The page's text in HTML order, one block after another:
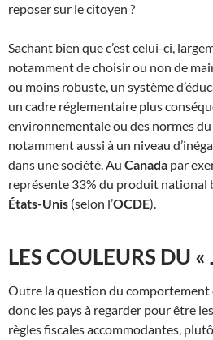
reposer sur le citoyen ?
Sachant bien que c’est celui-ci,
notamment de choisir ou non de
ou moins robuste, un système
un cadre réglementaire plus
environnementale ou des normes
notamment aussi à un niveau
dans une société. Au Canada par
représente 33% du produit national
États-Unis (selon l’OCDE).
LES COULEURS DU «
Outre la question du comportement
donc les pays à regarder pour être
règles fiscales accommodantes,